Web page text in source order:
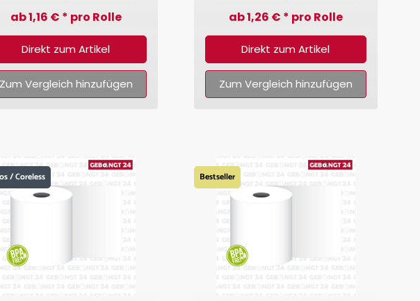
ab 1,16 € * pro Rolle
Direkt zum Artikel
Zum Vergleich hinzufügen
ab 1,26 € * pro Rolle
Direkt zum Artikel
Zum Vergleich hinzufügen
/ Coreless Bestseller